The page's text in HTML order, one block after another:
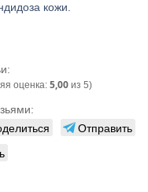
кожи.
оценка: 5,00из 5)
Отправить